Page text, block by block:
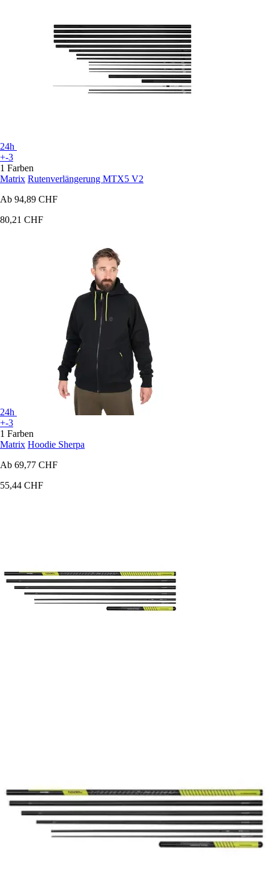
24h
+-3
1 Farben
Matrix Rutenverlängerung MTX5 V2
Ab 94,89 CHF
80,21 CHF
24h
+-3
1 Farben
Matrix Hoodie Sherpa
Ab 69,77 CHF
55,44 CHF